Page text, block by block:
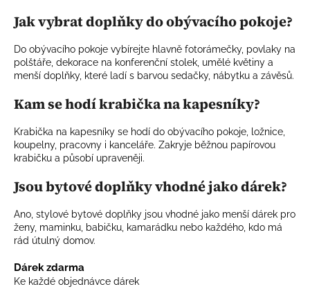
Jak vybrat doplňky do obývacího pokoje?
Do obývacího pokoje vybírejte hlavně fotorámečky, povlaky na
polštáře, dekorace na konferenční stolek, umělé květiny a
menší doplňky, které ladí s barvou sedačky, nábytku a závěsů.
Kam se hodí krabička na kapesníky?
Krabička na kapesníky se hodí do obývacího pokoje, ložnice,
koupelny, pracovny i kanceláře. Zakryje běžnou papírovou
krabičku a působí upraveněji.
Jsou bytové doplňky vhodné jako dárek?
Ano, stylové bytové doplňky jsou vhodné jako menší dárek pro
ženy, maminku, babičku, kamarádku nebo každého, kdo má
rád útulný domov.
Dárek zdarma
Ke každé objednávce dárek